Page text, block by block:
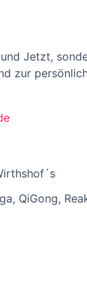
Jetzt,
zur
QiGong,